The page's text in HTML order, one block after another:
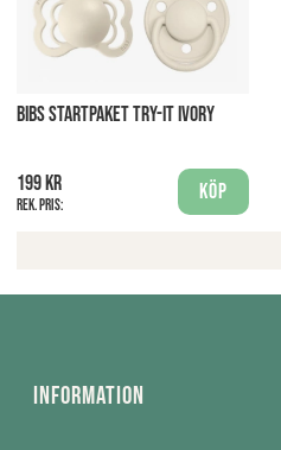
BIBS STARTPAKET TRY-IT IVORY
199 kr
Rek. pris:
Köp
Information